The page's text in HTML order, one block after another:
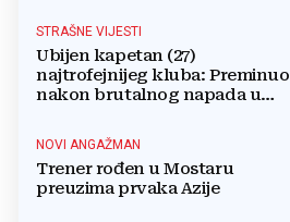
STRAŠNE VIJESTI
Ubijen kapetan (27)
najtrofejnijeg kluba: Preminuo
nakon brutalnog napada u
NOVI ANGAŽMAN
Trener rođen u Mostaru
preuzima prvaka Azije